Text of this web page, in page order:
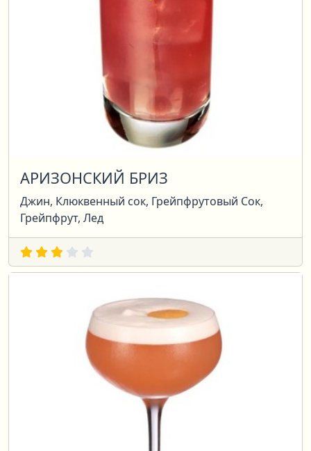
АРИЗОНСКИЙ БРИЗ
Джин, Клюквенный сок, Грейпфрутовый Сок,
Грейпфрут, Лед